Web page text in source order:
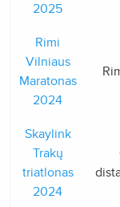
2025
Rimi
Vilniaus
Maratonas
2024
Skaylink
Trakų
triatlonas
2024